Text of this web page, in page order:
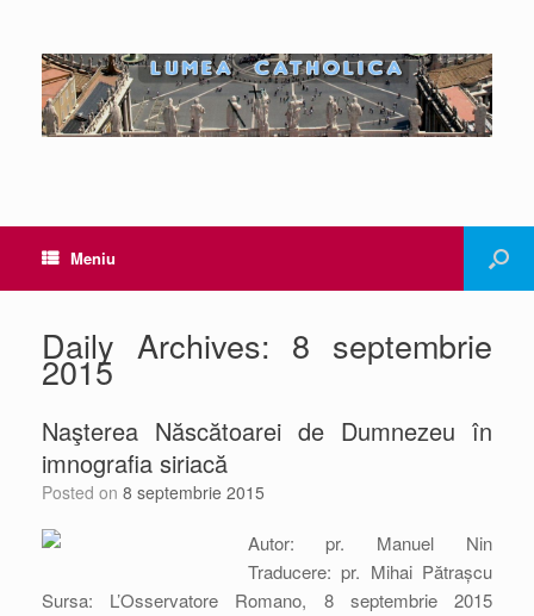
Meniu
Daily Archives: 8 septembrie
2015
Naşterea Născătoarei de Dumnezeu în
imnografia siriacă
Posted on 8 septembrie 2015
Autor: pr. Manuel Nin
Traducere: pr. Mihai Pătrașcu
Sursa: L’Osservatore Romano, 8 septembrie 2015